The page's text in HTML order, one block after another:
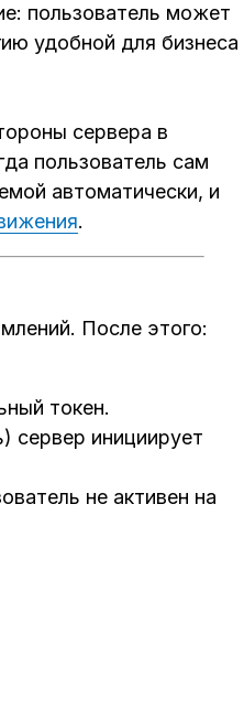
пользователь может
удобной для бизнеса
сервера в
пользователь сам
автоматически, и
.
После этого:
токен.
сервер инициирует
не активен на